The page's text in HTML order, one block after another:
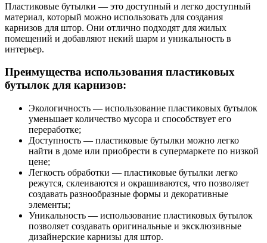
Пластиковые бутылки — это доступный и легко доступный
материал, который можно использовать для создания
карнизов для штор. Они отлично подходят для жилых
помещений и добавляют некий шарм и уникальность в
интерьер.
Преимущества использования пластиковых
бутылок для карнизов:
Экологичность — использование пластиковых бутылок
уменьшает количество мусора и способствует его
переработке;
Доступность — пластиковые бутылки можно легко
найти в доме или приобрести в супермаркете по низкой
цене;
Легкость обработки — пластиковые бутылки легко
режутся, склеиваются и окрашиваются, что позволяет
создавать разнообразные формы и декоративные
элементы;
Уникальность — использование пластиковых бутылок
позволяет создавать оригинальные и эксклюзивные
дизайнерские карнизы для штор.